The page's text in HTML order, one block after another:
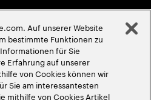
Auf unserer Website
bestimmte Funktionen zu
für Sie
Erfahrung auf unserer
von Cookies können wir
Sie am interessantesten
mithilfe von Cookies Artikel